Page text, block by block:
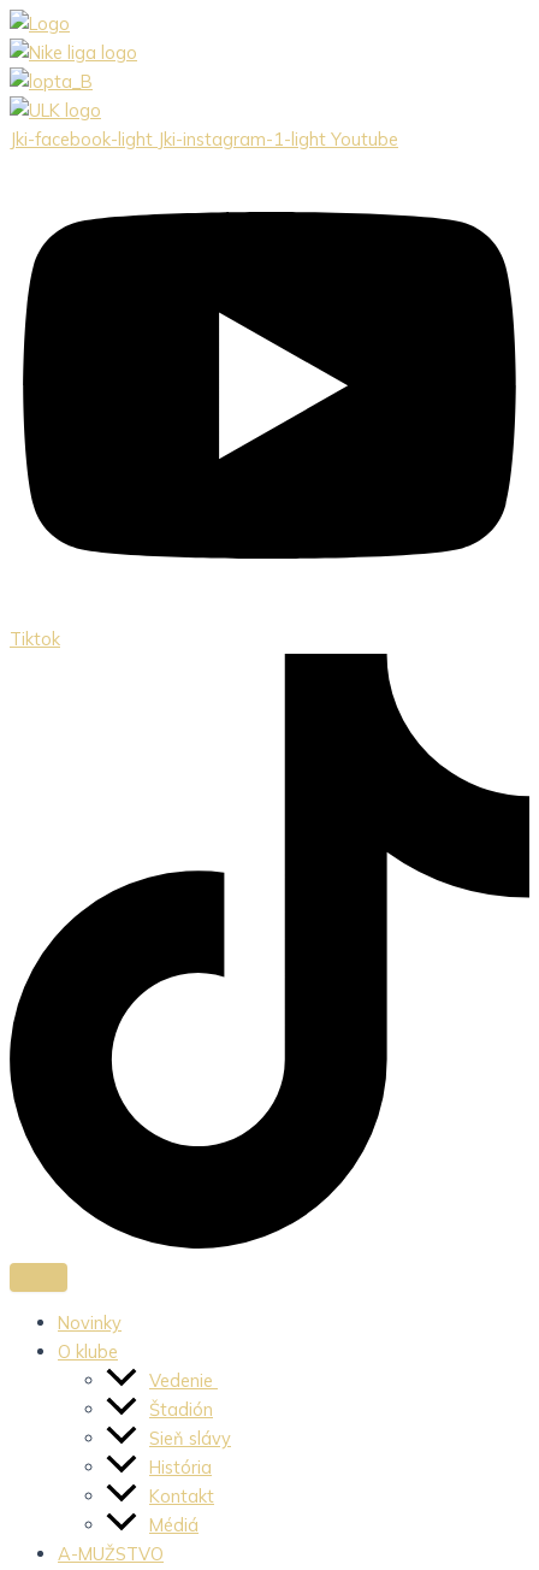
Preskočiť
na
obsah
Jki-facebook-light Jki-instagram-1-light Youtube
Tiktok
Novinky
O klube
Vedenie
Štadión
Sieň slávy
História
Kontakt
Médiá
A-MUŽSTVO